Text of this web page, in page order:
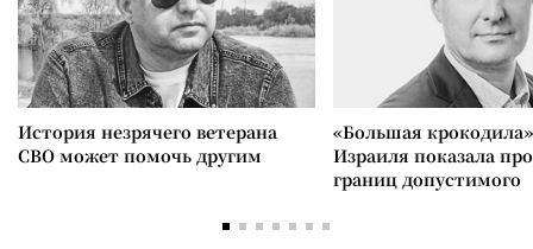
История незрячего ветерана
СВО может помочь другим
«Большая
Израиля показала
границ допустимого